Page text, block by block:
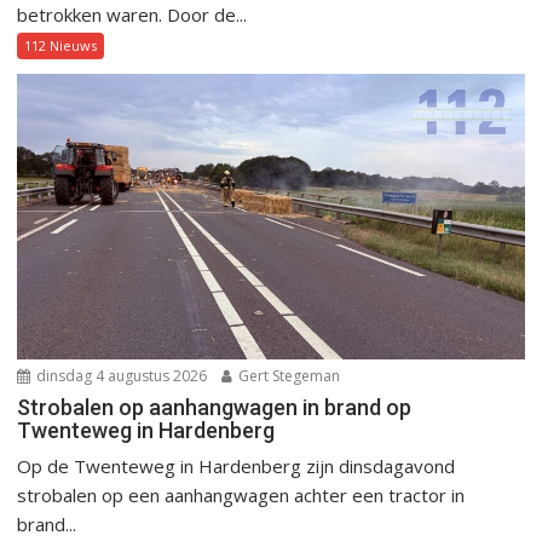
betrokken waren. Door de...
112 Nieuws
dinsdag 4 augustus 2026 Gert Stegeman
Strobalen op aanhangwagen in brand op
Twenteweg in Hardenberg
Op de Twenteweg in Hardenberg zijn dinsdagavond
strobalen op een aanhangwagen achter een tractor in
brand...